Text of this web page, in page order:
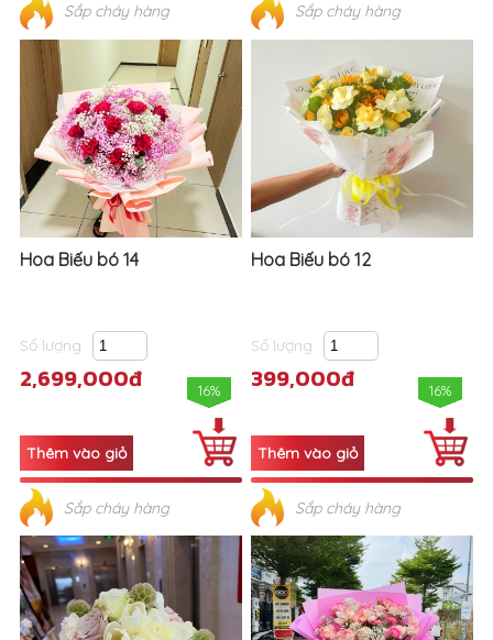
Sắp cháy hàng Sắp cháy hàng
Hoa Biếu bó 14
Số lượng
2,699,000đ 16%
Sắp cháy hàng
Hoa Biếu bó 12
Số lượng
399,000đ 16%
Sắp cháy hàng